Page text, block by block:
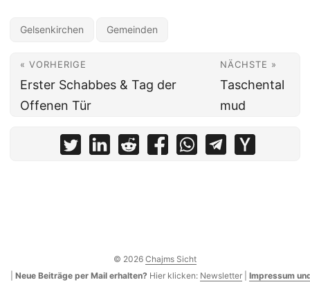
Gelsenkirchen Gemeinden
« VORHERIGE
Erster Schabbes & Tag der
Offenen Tür
NÄCHSTE »
Taschental
mud
© 2026 Chajms Sicht
Neue Beiträge per Mail erhalten? Hier klicken: Newsletter Impressum